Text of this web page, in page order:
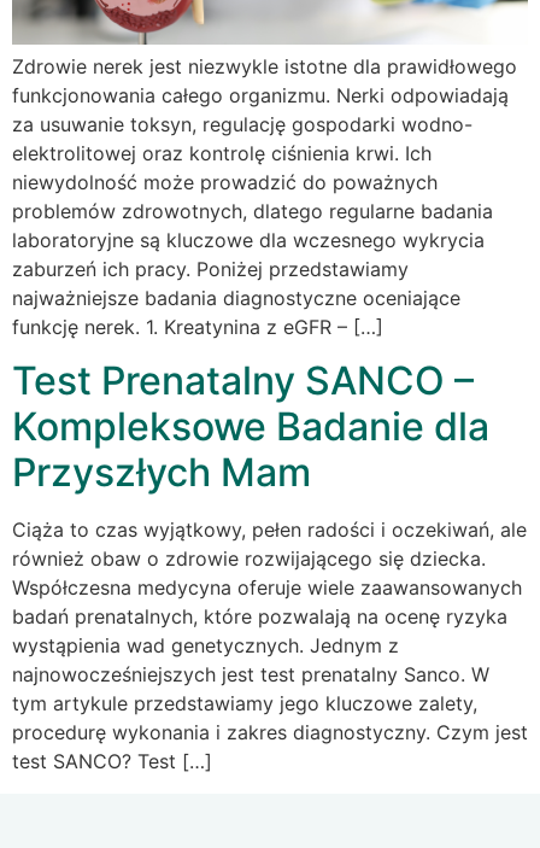
Zdrowie nerek jest niezwykle istotne dla prawidłowego
funkcjonowania całego organizmu. Nerki odpowiadają
za usuwanie toksyn, regulację gospodarki wodno-
elektrolitowej oraz kontrolę ciśnienia krwi. Ich
niewydolność może prowadzić do poważnych
problemów zdrowotnych, dlatego regularne badania
laboratoryjne są kluczowe dla wczesnego wykrycia
zaburzeń ich pracy. Poniżej przedstawiamy
najważniejsze badania diagnostyczne oceniające
funkcję nerek. 1. Kreatynina z eGFR – […]
Test Prenatalny SANCO –
Kompleksowe Badanie dla
Przyszłych Mam
Ciąża to czas wyjątkowy, pełen radości i oczekiwań, ale
również obaw o zdrowie rozwijającego się dziecka.
Współczesna medycyna oferuje wiele zaawansowanych
badań prenatalnych, które pozwalają na ocenę ryzyka
wystąpienia wad genetycznych. Jednym z
najnowocześniejszych jest test prenatalny Sanco. W
tym artykule przedstawiamy jego kluczowe zalety,
procedurę wykonania i zakres diagnostyczny. Czym jest
test SANCO? Test […]